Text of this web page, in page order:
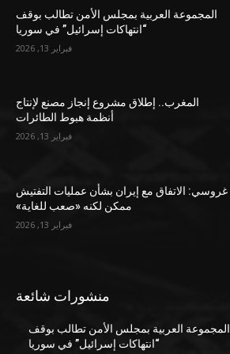
المجموعة العربية بمجلس الأمن تطالب بوقف
“انتهاكات إسرائيل” في سوريا
فبراير 13, 2026
المغرب.. إطلاق مشروع إنجاز مصنع لإنتاج
أنظمة هبوط الطائرات
فبراير 13, 2026
غروسي: الاتفاق مع إيران بشأن عمليات التفتيش
ممكن لكنه «صعب للغاية»
فبراير 13, 2026
منشورات شائعة
المجموعة العربية بمجلس الأمن تطالب بوقف
“انتهاكات إسرائيل” في سوريا